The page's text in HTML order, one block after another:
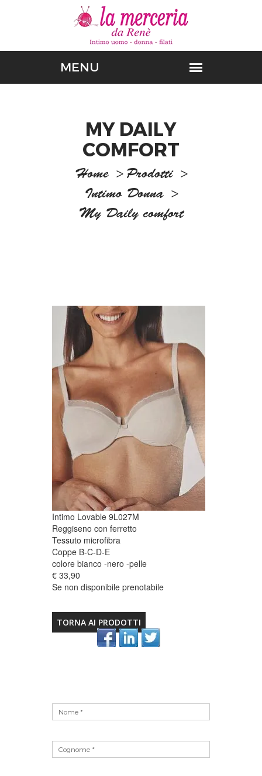
MY DAILY
COMFORT
Home > Prodotti >
Intimo Donna >
My Daily comfort
Intimo Lovable 9L027M
Reggiseno con ferretto
Tessuto microfibra
Coppe B-C-D-E
colore bianco -nero -pelle
€ 33,90
Se non disponibile prenotabile
TORNA AI PRODOTTI